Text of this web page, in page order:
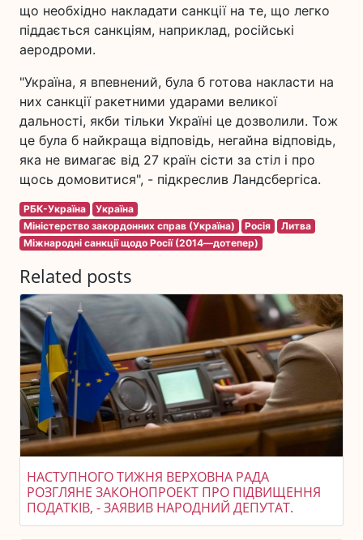
що необхідно накладати санкції на те, що легко
піддається санкціям, наприклад, російські
аеродроми.
"Україна, я впевнений, була б готова накласти на
них санкції ракетними ударами великої
дальності, якби тільки Україні це дозволили. Тож
це була б найкраща відповідь, негайна відповідь,
яка не вимагає від 27 країн сісти за стіл і про
щось домовитися", - підкреслив Ландсбергіса.
РБК-Україна
Україна
Міністерство закордонних справ (Україна)
Росія
Литва
Міжнародні санкції щодо Росії (2014—дотепер)
Related posts
НАСТУПНОГО ТИЖНЯ ВЕРХОВНА РАДА
РОЗГЛЯНЕ ЗАКОНОПРОЕКТ ПРО ПІДВИЩЕННЯ
ПОДАТКІВ, - ЗАЯВИВ НАРОДНИЙ ДЕПУТАТ.